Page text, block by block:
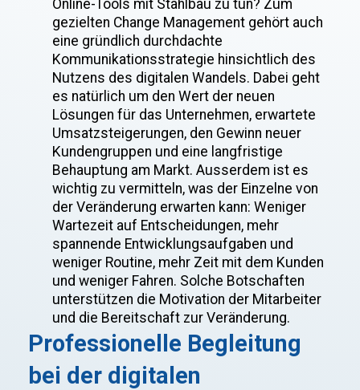
Online-Tools mit Stahlbau zu tun? Zum
gezielten Change Management gehört auch
eine gründlich durchdachte
Kommunikationsstrategie hinsichtlich des
Nutzens des digitalen Wandels. Dabei geht
es natürlich um den Wert der neuen
Lösungen für das Unternehmen, erwartete
Umsatzsteigerungen, den Gewinn neuer
Kundengruppen und eine langfristige
Behauptung am Markt. Ausserdem ist es
wichtig zu vermitteln, was der Einzelne von
der Veränderung erwarten kann: Weniger
Wartezeit auf Entscheidungen, mehr
spannende Entwicklungsaufgaben und
weniger Routine, mehr Zeit mit dem Kunden
und weniger Fahren. Solche Botschaften
unterstützen die Motivation der Mitarbeiter
und die Bereitschaft zur Veränderung.
Professionelle Begleitung
bei der digitalen